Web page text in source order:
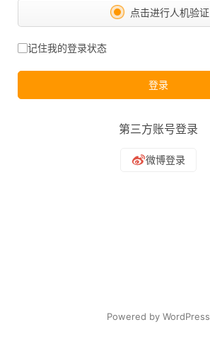
点击进行人机验证
记住我的登录状态
登录
第三方账号登录
Powered by WordPress